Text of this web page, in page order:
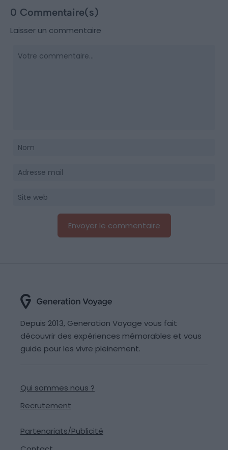
0 Commentaire(s)
Laisser un commentaire
Depuis 2013, Generation Voyage vous fait
découvrir des expériences mémorables et vous
guide pour les vivre pleinement.
Qui sommes nous ?
Recrutement
Partenariats/Publicité